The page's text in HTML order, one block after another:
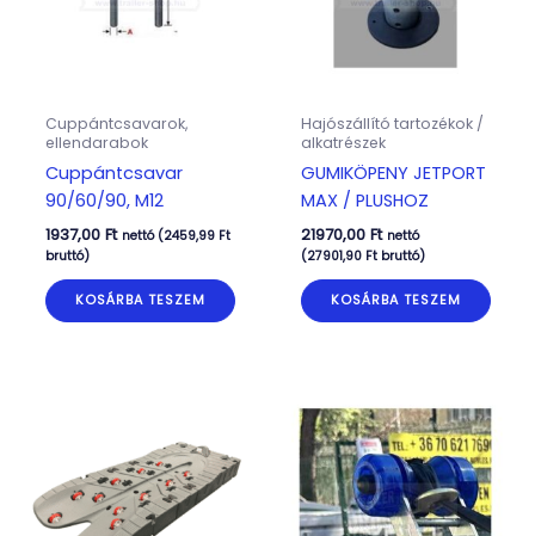
Cuppántcsavarok,
ellendarabok
Cuppántcsavar
90/60/90, M12
1937,00 Ft nettó (2459,99 Ft
bruttó)
KOSÁRBA TESZEM
Hajószállító tartozékok /
alkatrészek
GUMIKÖPENY JETPORT
MAX / PLUSHOZ
21970,00 Ft nettó
(27901,90 Ftbruttó)
KOSÁRBA TESZEM